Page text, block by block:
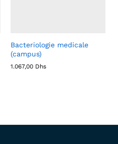
Bacteriologie medicale
(campus)
1.067,00 Dhs